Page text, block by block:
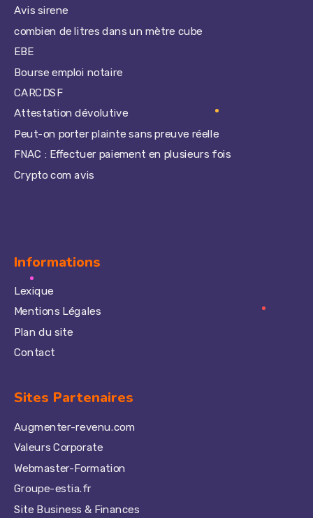
Avis sirene
combien de litres dans un mètre cube
EBE
Bourse emploi notaire
CARCDSF
Attestation dévolutive
Peut-on porter plainte sans preuve réelle
FNAC : Effectuer paiement en plusieurs fois
Crypto com avis
Informations
Lexique
Mentions Légales
Plan du site
Contact
Sites Partenaires
Augmenter-revenu.com
Valeurs Corporate
Webmaster-Formation
Groupe-estia.fr
Site Business & Finances